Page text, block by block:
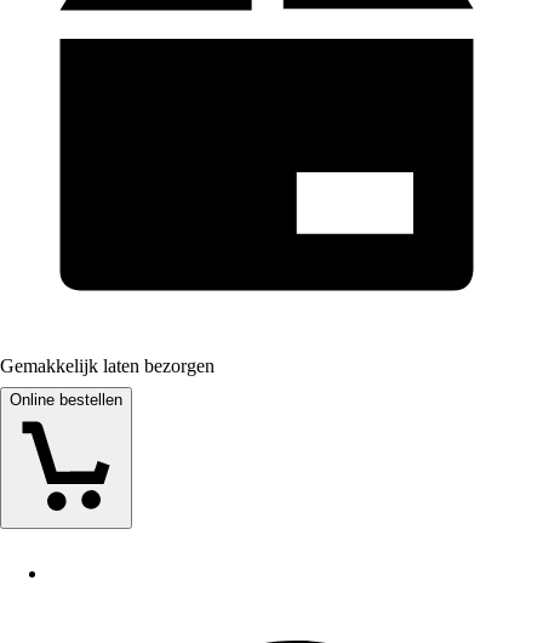
Gemakkelijk laten bezorgen
Online bestellen